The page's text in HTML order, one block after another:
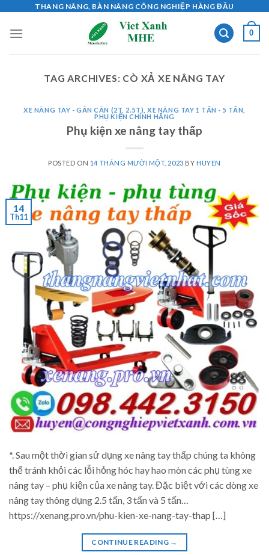
content
THANG NÂNG, BÀN NÂNG CÔNG NGHIỆP HÀNG ĐẦU
0
TAG ARCHIVES: CÒ XẢ XE NÂNG TAY
XE NÂNG TAY - GẮN CÂN (2T, 2.5T) ,XE NÂNG TAY 1 TẤN - 5 TẤN
PHỤ KIỆN CHÍNH HÃNG
Phụ kiện xe nâng tay thấp
POSTED ON 14 THÁNG MƯỜI MỘT, 2023 BY HUYEN
14
Th11
*. Sau một thời gian sử dụng xe nâng tay thấp chúng ta không
thể tránh khỏi các lỗi hỏng hóc hay hao mòn các phụ tùng xe
nâng tay – phụ kiện của xe nâng tay. Đặc biệt với các dòng xe
nâng tay thông dụng 2.5 tấn, 3 tấn và 5 tấn…
https://xenang.pro.vn/phu-kien-xe-nang-tay-thap […]
CONTINUE READING →